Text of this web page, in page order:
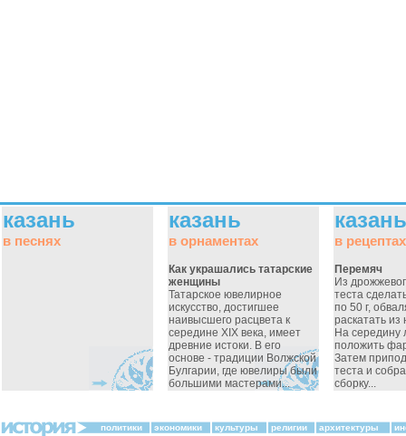
казань
в песнях
казань
в орнаментах
Как украшались татарские
женщины
Татарское ювелирное
искусство, достигшее
наивысшего расцвета к
середине XIX века, имеет
древние истоки. В его
основе - традиции Волжской
Булгарии, где ювелиры были
большими мастерами...
казань
в рецептах
Перемяч
Из
теста
по 50 г,
раскатать
На середину
положить
Затем
теста и
сборку...
политики экономики культуры религии архитектуры